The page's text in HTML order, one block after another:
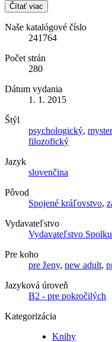
Čítať viac
Naše katalógové číslo
241764
Počet strán
280
Dátum vydania
1. 1. 2015
Štýl
psychologický,
filozofický
Jazyk
slovenčina
Pôvod
Spojené kráľovstvo,
Vydavateľstvo
Vydavateľstvo
Pre koho
pre ženy, new adult,
Jazyková úroveň
B2 - pre pokročilých
Kategorizácia
Knihy